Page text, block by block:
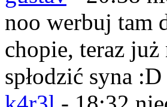
noo werbuj tam
chopie, teraz
spłodzić syna